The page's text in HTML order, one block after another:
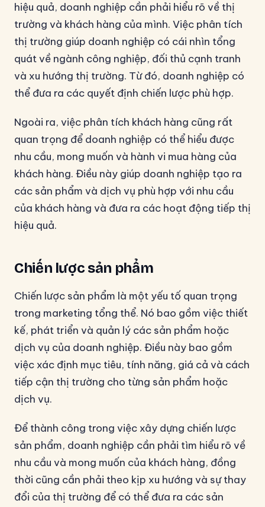
hiệu quả, doanh nghiệp cần phải hiểu rõ về thị
trường và khách hàng của mình. Việc phân tích
thị trường giúp doanh nghiệp có cái nhìn tổng
quát về ngành công nghiệp, đối thủ cạnh tranh
và xu hướng thị trường. Từ đó, doanh nghiệp có
thể đưa ra các quyết định chiến lược phù hợp.
Ngoài ra, việc phân tích khách hàng cũng rất
quan trọng để doanh nghiệp có thể hiểu được
nhu cầu, mong muốn và hành vi mua hàng của
khách hàng. Điều này giúp doanh nghiệp tạo ra
các sản phẩm và dịch vụ phù hợp với nhu cầu
của khách hàng và đưa ra các hoạt động tiếp thị
hiệu quả.
Chiến lược sản phẩm
Chiến lược sản phẩm là một yếu tố quan trọng
trong marketing tổng thể. Nó bao gồm việc thiết
kế, phát triển và quản lý các sản phẩm hoặc
dịch vụ của doanh nghiệp. Điều này bao gồm
việc xác định mục tiêu, tính năng, giá cả và cách
tiếp cận thị trường cho từng sản phẩm hoặc
dịch vụ.
Để thành công trong việc xây dựng chiến lược
sản phẩm, doanh nghiệp cần phải tìm hiểu rõ về
nhu cầu và mong muốn của khách hàng, đồng
thời cũng cần phải theo kịp xu hướng và sự thay
đổi của thị trường để có thể đưa ra các sản